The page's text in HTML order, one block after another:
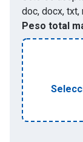
doc, docx, txt,
Peso total